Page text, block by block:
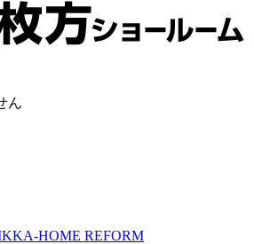
ん
HOME REFORM